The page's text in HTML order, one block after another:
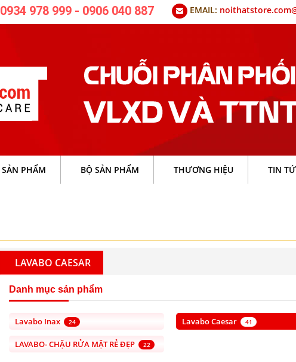
0934 978 999 - 0906 040 887 EMAIL:
SẢN PHẨM BỘ SẢN PHẨM THƯƠNG HIỆU TIN
LAVABO CAESAR
Danh mục sản phẩm
Lavabo Inax 24 Lavabo Caesar 41
LAVABO- CHẬU RỬA MẶT RẺ ĐẸP 22